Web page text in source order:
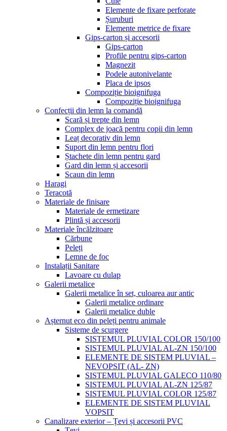
Elemente de fixare perforate
Șuruburi
Elemente metrice de fixare
Gips-carton și accesorii
Gips-carton
Profile pentru gips-carton
Magnezit
Podele autonivelante
Placa de ipsos
Compoziție bioignifuga
Compoziție bioignifuga
Confecții din lemn la comandă
Scară și trepte din lemn
Complex de joacă pentru copii din lemn
Leaț decorativ din lemn
Suport din lemn pentru flori
Ștachete din lemn pentru gard
Gard din lemn și accesorii
Scaun din lemn
Haragi
Teracotă
Materiale de finisare
Materiale de ermetizare
Plintă și accesorii
Materiale încălzitoare
Cărbune
Peleți
Lemne de foc
Instalații Sanitare
Lavoare cu dulap
Galerii metalice
Galerii metalice în set, culoarea aur antic
Galerii metalice ordinare
Galerii metalice duble
Așternut eco din peleți pentru animale
Sisteme de scurgere
SISTEMUL PLUVIAL COLOR 150/100
SISTEMUL PLUVIAL AL-ZN 150/100
ELEMENTE DE SISTEM PLUVIAL –
NEVOPSIT (AL- ZN)
SISTEMUL PLUVIAL GALECO 110/80
SISTEMUL PLUVIAL AL-ZN 125/87
SISTEMUL PLUVIAL COLOR 125/87
ELEMENTE DE SISTEM PLUVIAL
VOPSIT
Canalizare exterior – Țevi și accesorii PVC